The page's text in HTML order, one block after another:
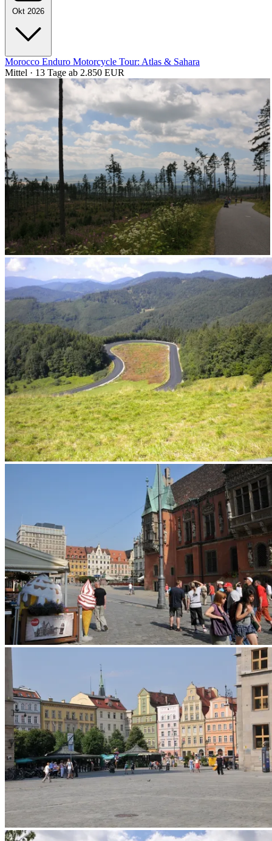
Okt 2026
Morocco Enduro Motorcycle Tour: Atlas & Sahara
Mittel · 13 Tage ab 2.850 EUR